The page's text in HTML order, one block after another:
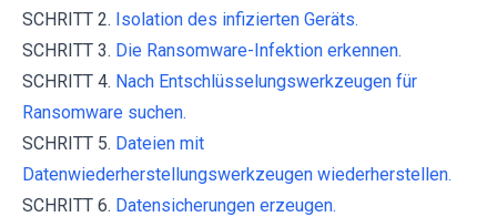
SCHRITT 2. Isolation des infizierten Geräts.
SCHRITT 3. Die Ransomware-Infektion erkennen.
SCHRITT 4. Nach Entschlüsselungswerkzeugen für
Ransomware suchen.
SCHRITT 5. Dateien mit
Datenwiederherstellungswerkzeugen wiederherstellen.
SCHRITT 6. Datensicherungen erzeugen.